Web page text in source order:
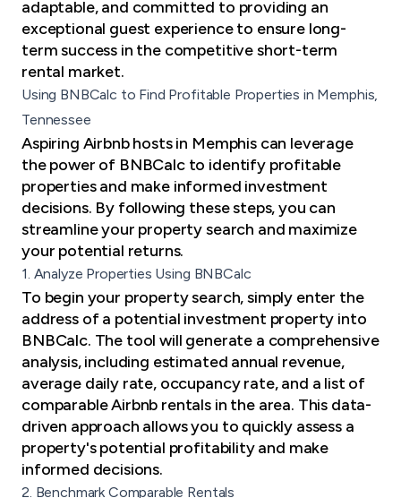
adaptable, and committed to providing an
exceptional guest experience to ensure long-
term success in the competitive short-term
rental market.
Using BNBCalc to Find Profitable Properties in Memphis,
Tennessee
Aspiring Airbnb hosts in Memphis can leverage
the power of BNBCalc to identify profitable
properties and make informed investment
decisions. By following these steps, you can
streamline your property search and maximize
your potential returns.
1. Analyze Properties Using BNBCalc
To begin your property search, simply enter the
address of a potential investment property into
BNBCalc. The tool will generate a comprehensive
analysis, including estimated annual revenue,
average daily rate, occupancy rate, and a list of
comparable Airbnb rentals in the area. This data-
driven approach allows you to quickly assess a
property's potential profitability and make
informed decisions.
2. Benchmark Comparable Rentals